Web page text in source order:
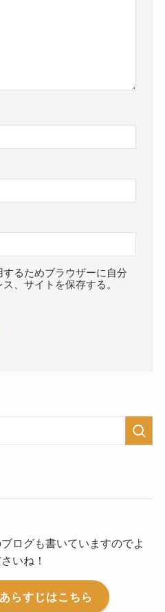
るためブラウザーに自分
、サイトを保存する。
ログも書いていますのでよ
いね！
らすじはこちら